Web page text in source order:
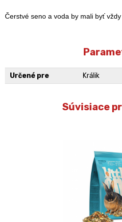
Čerstvé seno a voda by mali byť vždy
Určené pre Králik
Súvisiace